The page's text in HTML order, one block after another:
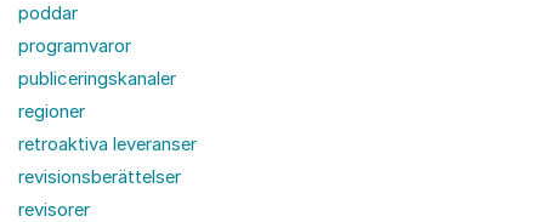
poddar
programvaror
publiceringskanaler
regioner
retroaktiva leveranser
revisionsberättelser
revisorer